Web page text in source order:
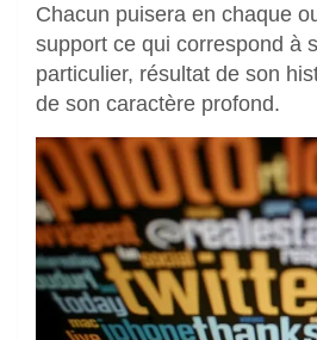
Chacun puisera en chaque
support ce qui correspond à
particulier, résultat de son
de son caractère profond.